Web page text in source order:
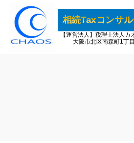
相続Taxコンサ
【運営法人】税理士法人
大阪市北区南森町1丁